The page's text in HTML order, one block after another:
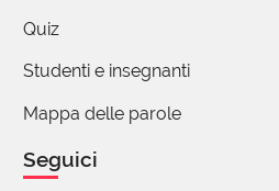
Quiz
Studenti e insegnanti
Mappa delle parole
Seguici